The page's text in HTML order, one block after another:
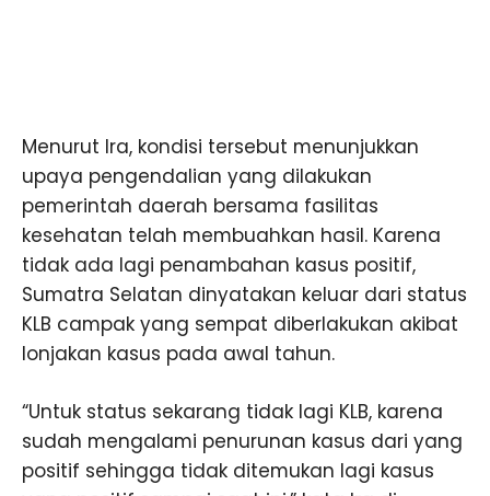
Menurut Ira, kondisi tersebut menunjukkan
upaya pengendalian yang dilakukan
pemerintah daerah bersama fasilitas
kesehatan telah membuahkan hasil. Karena
tidak ada lagi penambahan kasus positif,
Sumatra Selatan dinyatakan keluar dari status
KLB campak yang sempat diberlakukan akibat
lonjakan kasus pada awal tahun.
“Untuk status sekarang tidak lagi KLB, karena
sudah mengalami penurunan kasus dari yang
positif sehingga tidak ditemukan lagi kasus